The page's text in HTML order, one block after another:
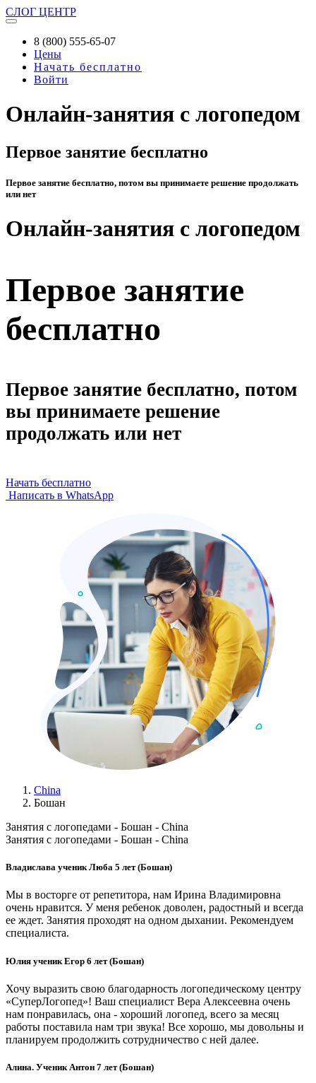
СЛОГ ЦЕНТР
8 (800) 555-65-07
Цены
Начать бесплатно
Войти
Онлайн-занятия с логопедом
Первое занятие бесплатно
Первое занятие бесплатно, потом вы принимаете решение продолжать
или нет
Онлайн-занятия с логопедом
Первое занятие
бесплатно
Первое занятие бесплатно, потом
вы принимаете решение
продолжать или нет
Начать бесплатно
Написать в WhatsApp
China
Бошан
Занятия с логопедами - Бошан - China
Занятия с логопедами - Бошан - China
Владислава ученик Люба 5 лет (Бошан)
Мы в восторге от репетитора, нам Ирина Владимировна
очень нравится. У меня ребенок доволен, радостный и всегда
ее ждет. Занятия проходят на одном дыхании. Рекомендуем
специалиста.
Юлия ученик Егор 6 лет (Бошан)
Хочу выразить свою благодарность логопедическому центру
«СуперЛогопед»! Ваш специалист Вера Алексеевна очень
нам понравилась, она - хороший логопед, всего за месяц
работы поставила нам три звука! Все хорошо, мы довольны и
планируем продолжить сотрудничество с ней далее.
Алина. Ученик Антон 7 лет (Бошан)